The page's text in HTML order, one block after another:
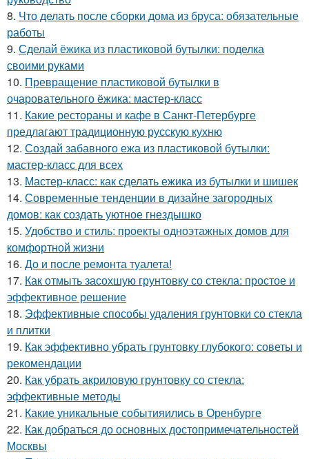
8. Что делать после сборки дома из бруса: обязательные
работы
9. Сделай ёжика из пластиковой бутылки: поделка
своими руками
10. Превращение пластиковой бутылки в
очаровательного ёжика: мастер-класс
11. Какие рестораны и кафе в Санкт-Петербурге
предлагают традиционную русскую кухню
12. Создай забавного ежа из пластиковой бутылки:
мастер-класс для всех
13. Мастер-класс: как сделать ежика из бутылки и шишек
14. Современные тенденции в дизайне загородных
домов: как создать уютное гнездышко
15. Удобство и стиль: проекты одноэтажных домов для
комфортной жизни
16. До и после ремонта туалета!
17. Как отмыть засохшую грунтовку со стекла: простое и
эффективное решение
18. Эффективные способы удаления грунтовки со стекла
и плитки
19. Как эффективно убрать грунтовку глубокого: советы и
рекомендации
20. Как убрать акриловую грунтовку со стекла:
эффективные методы
21. Какие уникальные событияились в Оренбурге
22. Как добраться до основных достопримечательностей
Москвы